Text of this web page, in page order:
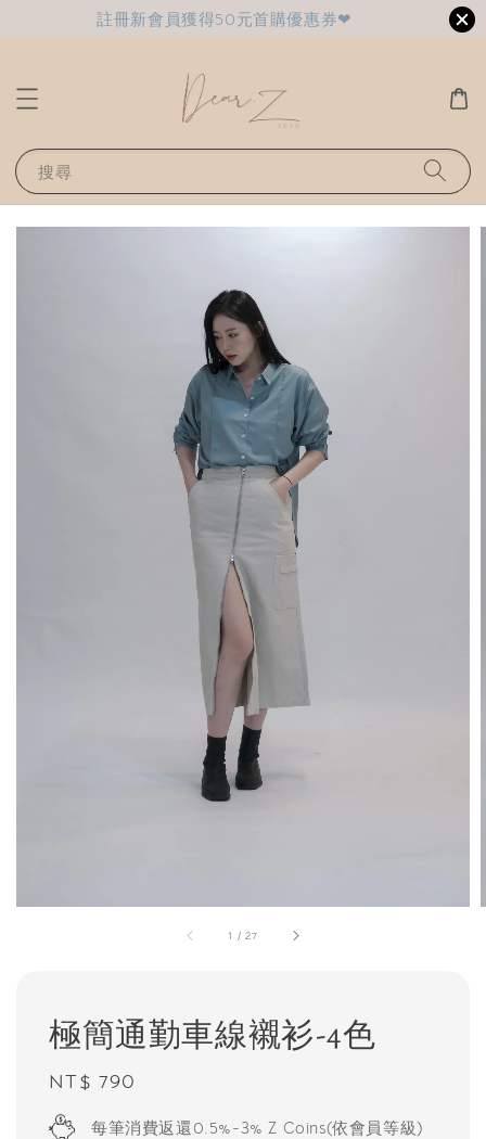
註冊新會員獲得50元首購優惠券❤
搜尋
1 /27
極簡通勤車線襯衫-4色
Regular
price
NT$ 790
每筆消費返還0.5%-3% Z Coins(依會員等級)